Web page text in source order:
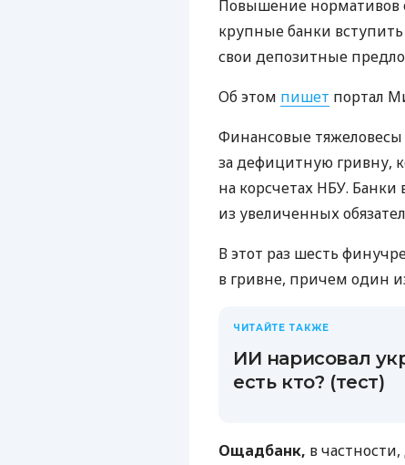
Повышение нормативов
крупные банки
свои депозитные
Об этом пишет портал
Финансовые
за дефицитную гривну,
на корсчетах НБУ.
из увеличенных
В этот раз шесть
в гривне, причем один
ЧИТАЙТЕ ТАКЖЕ
ИИ нарисовал
есть кто? (тест)
Ощадбанк, в